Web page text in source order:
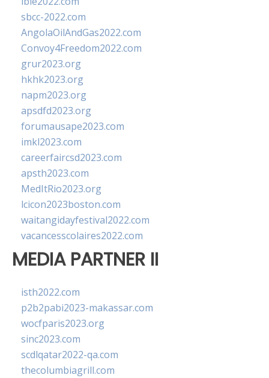
sbcc-2022.com
AngolaOilAndGas2022.com
Convoy4Freedom2022.com
grur2023.org
hkhk2023.org
napm2023.org
apsdfd2023.org
forumausape2023.com
imkl2023.com
careerfaircsd2023.com
apsth2023.com
MedItRio2023.org
lcicon2023boston.com
waitangidayfestival2022.com
vacancesscolaires2022.com
MEDIA PARTNER II
isth2022.com
p2b2pabi2023-makassar.com
wocfparis2023.org
sinc2023.com
scdlqatar2022-qa.com
thecolumbiagrill.com